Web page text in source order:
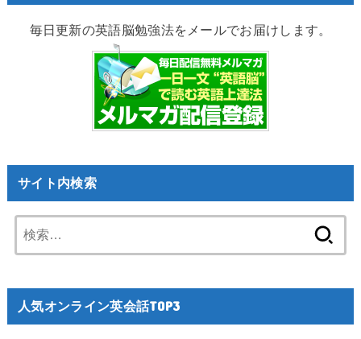
毎日更新の英語脳勉強法をメールでお届けします。
サイト内検索
索:
人気オンライン英会話TOP3